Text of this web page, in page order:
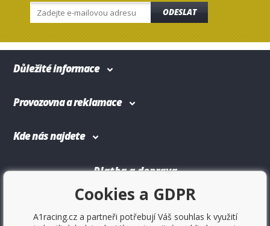
ODESLAT
Důležité informace
Provozovna a reklamace
Kde nás najdete
Platba a doprava
Cookies a GDPR
A1racing.cz a partneři potřebují Váš souhlas k využití